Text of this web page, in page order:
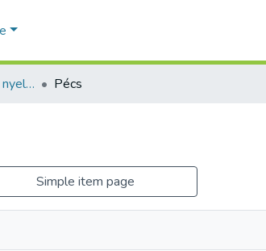
Tanulmányok - magyar nyelvű (RKI) Pécs
Simple item page